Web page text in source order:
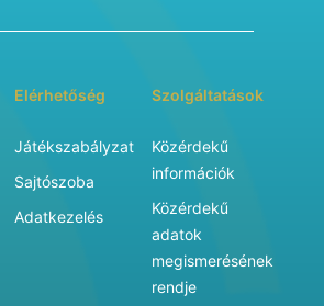
Elérhetőség
Játékszabályzat
Sajtószoba
Adatkezelés
Szolgáltatások
Közérdekű
információk
Közérdekű
adatok
megismerésének
rendje